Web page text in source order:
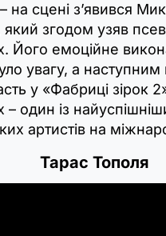
на сцені з’явився
який згодом узяв
Його емоційне
увагу, а
у «Фабриці зірок
– один із
артистів на
Тарас Тополя